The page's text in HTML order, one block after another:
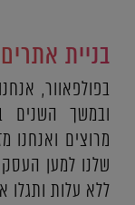
בניית
בפולפאוור,
ובמשך השנים
מרוצים ואנחנו
שלנו למען
ללא עלות ותגלו